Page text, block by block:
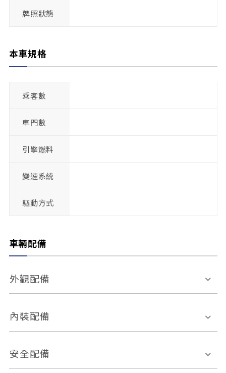
牌照狀態
本車規格
乘客數
車門數
引擎燃料
變速系統
驅動方式
車輛配備
外觀配備
電動天窗
後視鏡方向指示燈
內裝配備
多功能方向盤
安全配備